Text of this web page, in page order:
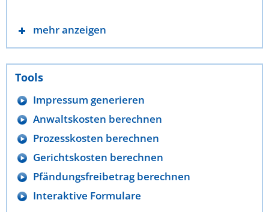
mehr anzeigen
Tools
Impressum generieren
Anwaltskosten berechnen
Prozesskosten berechnen
Gerichtskosten berechnen
Pfändungsfreibetrag berechnen
Interaktive Formulare